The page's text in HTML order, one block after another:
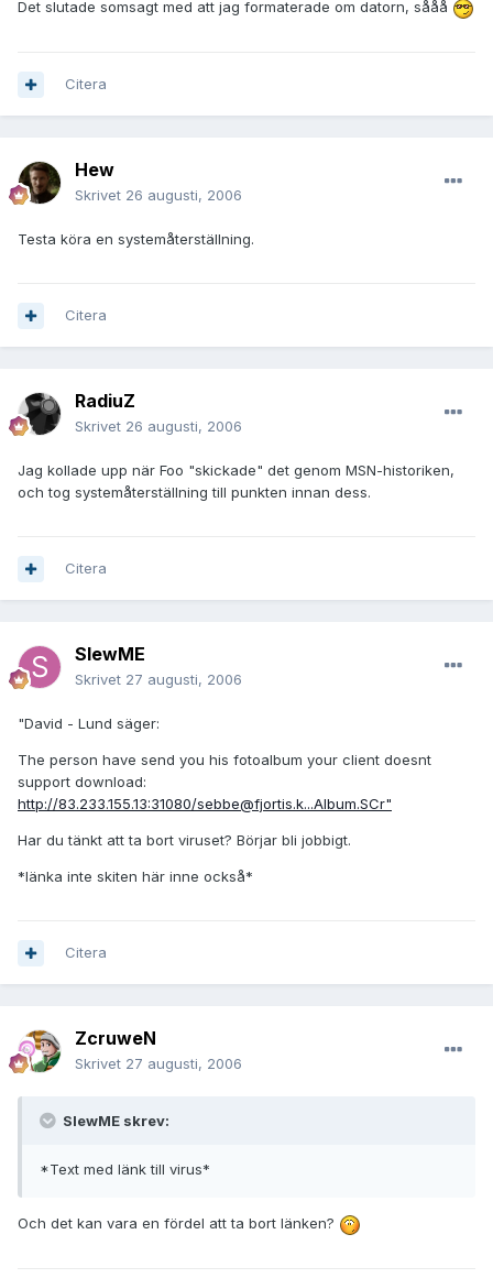
Det slutade somsagt med att jag formaterade om datorn, sååå
Citera
Hew
Skrivet 26 augusti, 2006
Testa köra en systemåterställning.
Citera
RadiuZ
Skrivet 26 augusti, 2006
Jag kollade upp när Foo "skickade" det genom MSN-historiken,
och tog systemåterställning till punkten innan dess.
Citera
SlewME
Skrivet 27 augusti, 2006
"David - Lund säger:
The person have send you his fotoalbum your client doesnt
support download:
http://83.233.155.13:31080/sebbe@fjortis.k...Album.SCr"
Har du tänkt att ta bort viruset? Börjar bli jobbigt.
*länka inte skiten här inne också*
Citera
ZcruweN
Skrivet 27 augusti, 2006
SlewME skrev:
*Text med länk till virus*
Och det kan vara en fördel att ta bort länken?